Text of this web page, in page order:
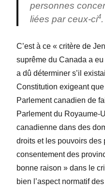
personnes
liées par ceux-ci4.
C’est à ce « critère de
suprême du Canada a
a dû déterminer s’il
Constitution exigeant
Parlement canadien de
Parlement du Royaume-
canadienne dans des
droits et les pouvoirs des
consentement des
bonne raison » dans le
bien l’aspect normatif